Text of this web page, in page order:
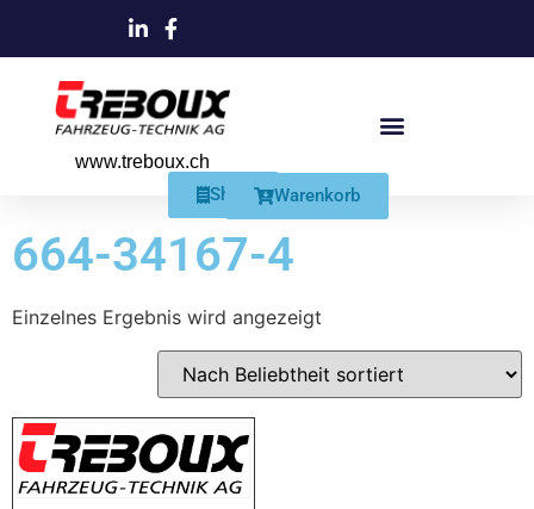
www.treboux.ch
Shop Warenkorb
664-34167-4
Einzelnes Ergebnis wird angezeigt